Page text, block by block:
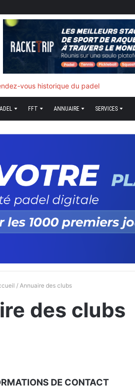
FFT ANNUAIRE SERVICES
/ Annuaire des clubs
des clubs
DE CONTACT